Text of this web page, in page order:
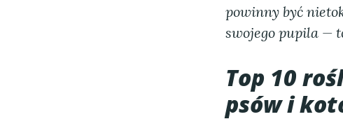
powinny być
swojego pupila —
Top 10
psów i